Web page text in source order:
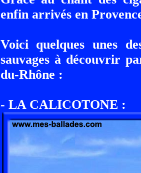
enfin arrivés en
Voici quelques unes
sauvages à découvrir
du-Rhône :
- LA CALICOTONE :